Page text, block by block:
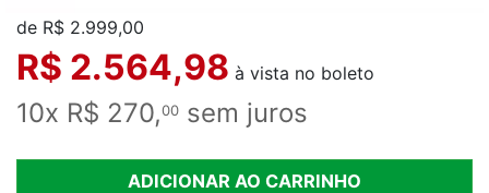
de R$ 2.999,00
R$ 2.564,98 à vista no boleto
10x R$ 270,00 sem juros
ADICIONAR AO CARRINHO